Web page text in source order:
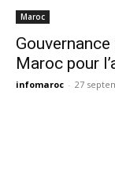
Maroc
Maroc pour
infomaroc - 27